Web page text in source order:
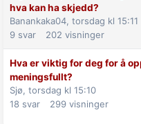
hva kan ha skjedd?
Banankaka04, torsdag kl 15:11
9 svar 202 visninger
Hva er viktig for deg for å
meningsfullt?
Sjø, torsdag kl 15:10
18 svar 299 visninger